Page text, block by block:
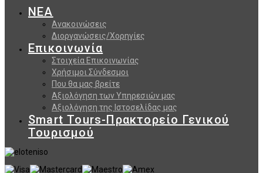
ΝΕΑ
Ανακοινώσεις
Διοργανώσεις/Χορηγίες
Επικοινωνία
Στοιχεία Επικοινωνίας
Χρήσιμοι Σύνδεσμοι
Που θα μας βρείτε
Αξιολόγηση των Υπηρεσιών μας
Αξιολόγηση της Ιστοσελίδας μας
Smart Tours-Πρακτορείο Γενικού
Τουρισμού